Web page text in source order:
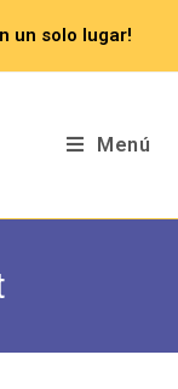
un solo lugar!
Menú